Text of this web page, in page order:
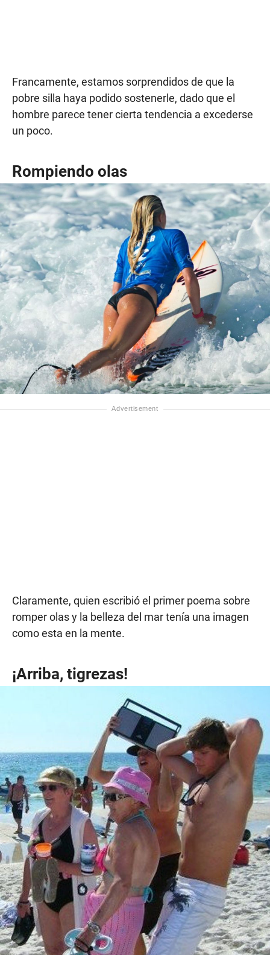
Francamente, estamos sorprendidos de que la
pobre silla haya podido sostenerle, dado que el
hombre parece tener cierta tendencia a excederse
un poco.
Rompiendo olas
Claramente, quien escribió el primer poema sobre
romper olas y la belleza del mar tenía una imagen
como esta en la mente.
¡Arriba, tigrezas!